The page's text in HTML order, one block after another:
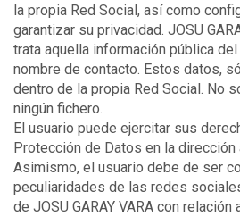
la propia Red Social, así como
garantizar su privacidad. JOSU
trata aquella información pública
nombre de contacto. Estos datos,
dentro de la propia Red Social. No
ningún fichero.
El usuario puede ejercitar sus
Protección de Datos en la dirección
Asimismo, el usuario debe de ser
peculiaridades de las redes
de JOSU GARAY VARA con